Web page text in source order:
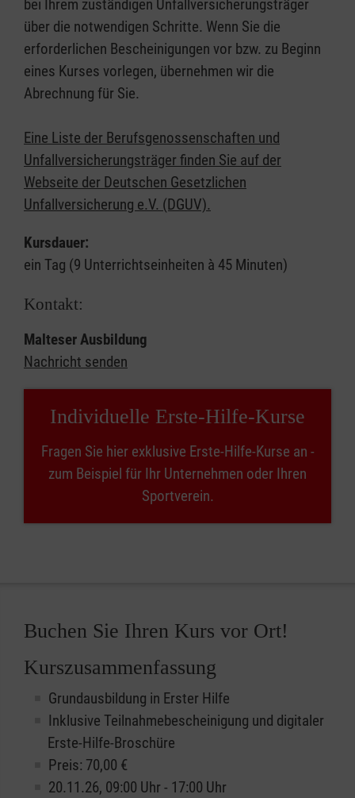
bei Ihrem zuständigen Unfallversicherungsträger
über die notwendigen Schritte. Wenn Sie die
erforderlichen Bescheinigungen vor bzw. zu Beginn
eines Kurses vorlegen, übernehmen wir die
Abrechnung für Sie.
Eine Liste der Berufsgenossenschaften und
Unfallversicherungsträger finden Sie auf der
Webseite der Deutschen Gesetzlichen
Unfallversicherung e.V. (DGUV).
Kursdauer:
ein Tag (9 Unterrichtseinheiten à 45 Minuten)
Kontakt:
Malteser Ausbildung
Nachricht senden
Individuelle Erste-Hilfe-Kurse
Fragen Sie hier exklusive Erste-Hilfe-Kurse an -
zum Beispiel für Ihr Unternehmen oder Ihren
Sportverein.
Buchen Sie Ihren Kurs vor Ort!
Kurszusammenfassung
Grundausbildung in Erster Hilfe
Inklusive Teilnahmebescheinigung und digitaler
Erste-Hilfe-Broschüre
Preis: 70,00 €
20.11.26, 09:00 Uhr - 17:00 Uhr